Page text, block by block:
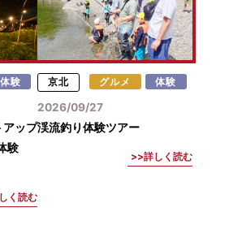
体験
アップ
験
く読む
京北 グルメ 体験
2026/09/27
渓流釣り体験ツアー
詳しく読む